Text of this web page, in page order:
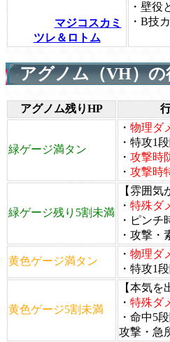
マジコスカミ
ツレ＆ロトム
・壁役
・B技
アグノム（VH）
アグノム残りHP
緑ゲージ満タン
・ 物理ダ
・特攻1
・ 攻撃時
・ 攻撃時
緑ゲージ残り5割未満
【雰囲気
・ 特殊ダ
・ピンチ
・攻撃・
黄色ゲージ満タン
・ 物理ダ
・特攻1
黄色ゲージ5割未満
【本気を
・ 特殊ダ
・命中5
攻撃・急